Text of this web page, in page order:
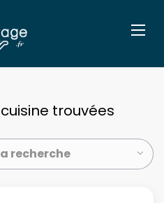
trouvées
recherche